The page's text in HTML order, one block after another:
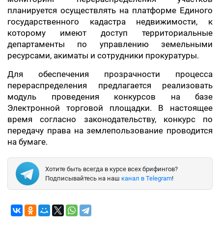
планируется осуществлять на платформе Единого
государственного кадастра недвижимости, к
которому имеют доступ территориальные
департаменты по управлению земельными
ресурсами, акиматы и сотрудники прокуратуры.
Для обеспечения прозрачности процесса
перераспределения предлагается реализовать
модуль проведения конкурсов на базе
Электронной торговой площадки. В настоящее
время согласно законодательству, конкурс по
передачу права на землепользование проводится
на бумаге.
Хотите быть всегда в курсе всех брифингов?
Подписывайтесь на наш канал в Telegram!